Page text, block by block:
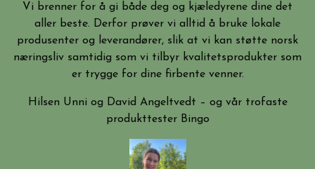
Vi brenner for å gi både deg og kjæledyrene dine det
aller beste. Derfor prøver vi alltid å bruke lokale
produsenter og leverandører, slik at vi kan støtte norsk
næringsliv samtidig som vi tilbyr kvalitetsprodukter som
er trygge for dine firbente venner.
Hilsen Unni og David Angeltvedt – og vår trofaste
produkttester Bingo